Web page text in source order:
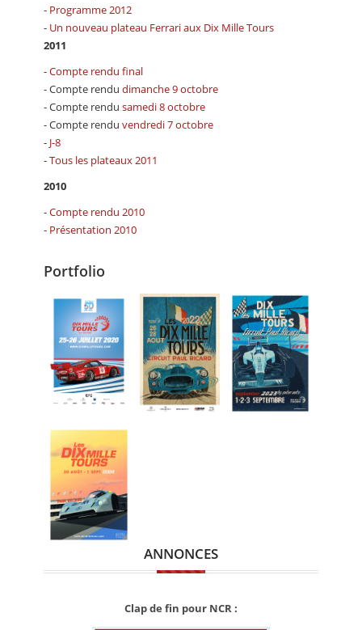
- Programme 2012
- Un nouveau plateau Ferrari aux Dix Mille Tours
2011
-Compte rendu final
- Compte rendu dimanche 9 octobre
- Compte rendu samedi 8 octobre
- Compte rendu vendredi 7 octobre
- J-8
-Tous les plateaux 2011
2010
-Compte rendu 2010
- Présentation 2010
Portfolio
ANNONCES
Clap de fin pour NCR :